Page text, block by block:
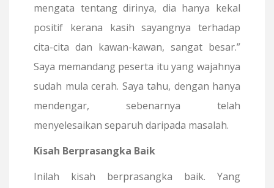
mengata tentang dirinya, dia hanya kekal
positif kerana kasih sayangnya terhadap
cita-cita dan kawan-kawan, sangat besar.”
Saya memandang peserta itu yang wajahnya
sudah mula cerah. Saya tahu, dengan hanya
mendengar, sebenarnya telah
menyelesaikan separuh daripada masalah.
Kisah Berprasangka Baik
Inilah kisah berprasangka baik. Yang